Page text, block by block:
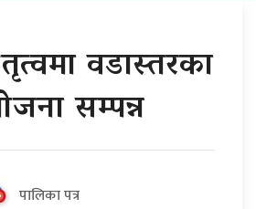
वडास्तरका
सम्पन्न
पालिका पत्र